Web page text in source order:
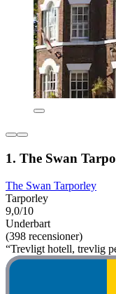
1. The Swan
The Swan Tarporley
Tarporley
9,0/10
Underbart
(398 recensioner)
“Trevligt hotell, trevlig